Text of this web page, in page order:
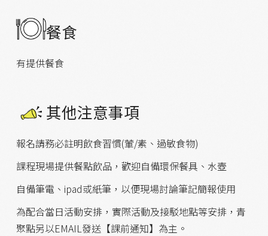
餐食
有提供餐食
其他注意事項
報名請務必註明飲食習慣(葷/素、過敏食物)
課程現場提供餐點飲品，歡迎自備環保餐具、水壺
自備筆電、ipad或紙筆，以便現場討論筆記簡報使用
為配合當日活動安排，實際活動及接駁地點等安排，青
聚點另以EMAIL發送【課前通知】為主。